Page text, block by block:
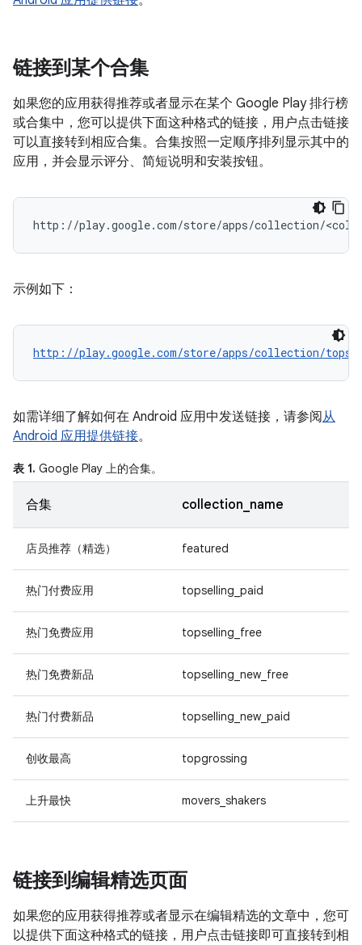
链接到某个合集
如果您的应用获得推荐或者显示在某个 Google Play 排行榜
或合集中，您可以提供下面这种格式的链接，用户点击链接
可以直接转到相应合集。合集按照一定顺序排列显示其中的
应用，并会显示评分、简短说明和安装按钮。
示例如下：
http://play.google.com/store/apps/collection/
如需详细了解如何在 Android 应用中发送链接，请参阅从
Android 应用提供链接。
表 1. Google Play 上的合集。
合集 collection_name
店员推荐（精选） featured
热门付费应用 topselling_paid
热门免费应用 topselling_free
热门免费新品 topselling_new_free
热门付费新品 topselling_new_paid
创收最高 topgrossing
上升最快 movers_shakers
链接到编辑精选页面
如果您的应用获得推荐或者显示在编辑精选的文章中，您可
以提供下面这种格式的链接，用户点击链接即可直接转到相